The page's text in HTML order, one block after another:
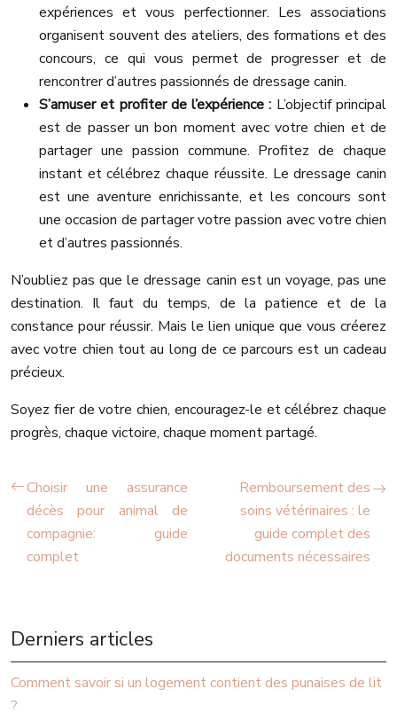
expériences et vous perfectionner. Les associations
organisent souvent des ateliers, des formations et des
concours, ce qui vous permet de progresser et de
rencontrer d’autres passionnés de dressage canin.
S’amuser et profiter de l’expérience : L’objectif principal
est de passer un bon moment avec votre chien et de
partager une passion commune. Profitez de chaque
instant et célébrez chaque réussite. Le dressage canin
est une aventure enrichissante, et les concours sont
une occasion de partager votre passion avec votre chien
et d’autres passionnés.
N’oubliez pas que le dressage canin est un voyage, pas une
destination. Il faut du temps, de la patience et de la
constance pour réussir. Mais le lien unique que vous créerez
avec votre chien tout au long de ce parcours est un cadeau
précieux.
Soyez fier de votre chien, encouragez-le et célébrez chaque
progrès, chaque victoire, chaque moment partagé.
Choisir une assurance
décès pour animal de
compagnie: guide
complet
Remboursement des
soins vétérinaires : le
guide complet des
documents nécessaires
Derniers articles
Comment savoir si un logement contient des punaises de lit
?